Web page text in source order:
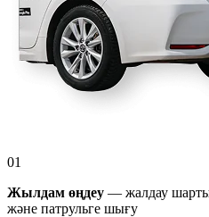
01
Жылдам өңдеу — жалдау
және патрульге шығу